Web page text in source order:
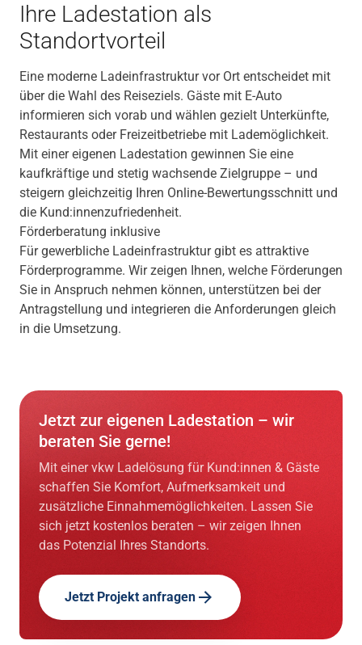
Ihre Ladestation als
Standortvorteil
Eine moderne Ladeinfrastruktur vor Ort entscheidet mit
über die Wahl des Reiseziels. Gäste mit E-Auto
informieren sich vorab und wählen gezielt Unterkünfte,
Restaurants oder Freizeitbetriebe mit Lademöglichkeit.
Mit einer eigenen Ladestation gewinnen Sie eine
kaufkräftige und stetig wachsende Zielgruppe – und
steigern gleichzeitig Ihren Online-Bewertungsschnitt und
die Kund:innenzufriedenheit.
Förderberatung inklusive
Für gewerbliche Ladeinfrastruktur gibt es attraktive
Förderprogramme. Wir zeigen Ihnen, welche Förderungen
Sie in Anspruch nehmen können, unterstützen bei der
Antragstellung und integrieren die Anforderungen gleich
in die Umsetzung.
Jetzt zur eigenen Ladestation – wir
beraten Sie gerne!
Mit einer vkw Ladelösung für Kund:innen & Gäste
schaffen Sie Komfort, Aufmerksamkeit und
zusätzliche Einnahmemöglichkeiten. Lassen Sie
sich jetzt kostenlos beraten – wir zeigen Ihnen
das Potenzial Ihres Standorts.
Jetzt Projekt anfragen